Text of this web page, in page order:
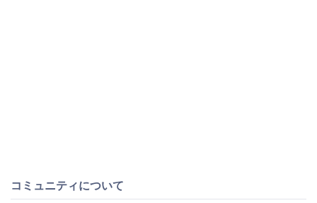
コミュニティについて